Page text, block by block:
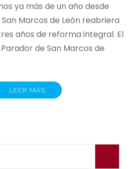
ya más de un año desde
Marcos de León reabriera
años de reforma integral. El
de San Marcos de
LEER MÁS